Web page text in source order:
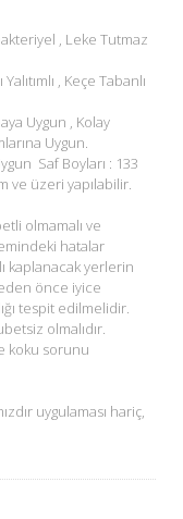
, Leke Tutmaz
, Keçe Tabanlı
Uygun , Kolay
Uygun.
Saf Boyları : 133
ve üzeri yapılabilir.
olmamalı ve
hatalar
kaplanacak yerlerin
önce iyice
tespit edilmelidir.
olmalıdır.
koku sorunu
uygulaması hariç,